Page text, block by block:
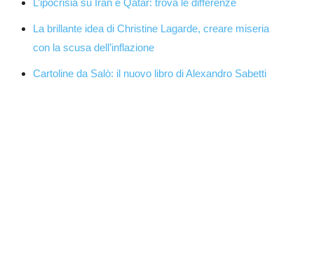
L’ipocrisia su Iran e Qatar: trova le differenze
La brillante idea di Christine Lagarde, creare miseria
con la scusa dell’inflazione
Cartoline da Salò: il nuovo libro di Alexandro Sabetti